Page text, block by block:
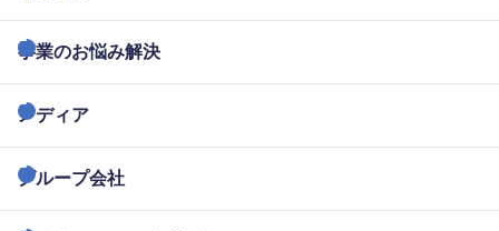
事業のお悩み解決
メディア
グループ会社